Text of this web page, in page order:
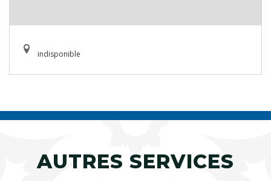
indisponible
AUTRES SERVICES